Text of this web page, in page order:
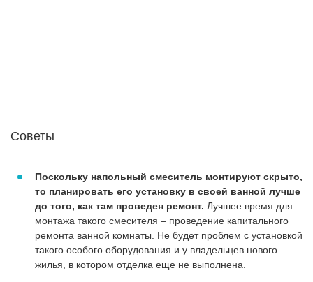
Советы
Поскольку напольный смеситель монтируют скрыто,
то планировать его установку в своей ванной лучше
до того, как там проведен ремонт. Лучшее время для
монтажа такого смесителя – проведение капитального
ремонта ванной комнаты. Не будет проблем с установкой
такого особого оборудования и у владельцев нового
жилья, в котором отделка еще не выполнена.